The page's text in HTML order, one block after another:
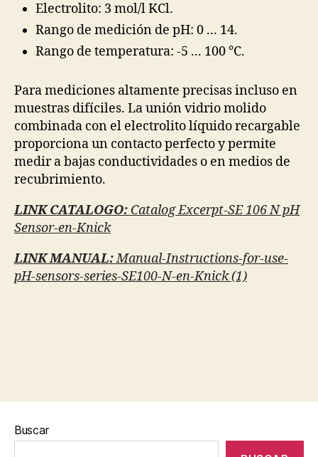
Electrolito: 3 mol/l KCl.
Rango de medición de pH: 0 ... 14.
Rango de temperatura: -5 ... 100 °C.
Para mediciones altamente precisas incluso en
muestras difíciles. La unión vidrio molido
combinada con el electrolito líquido recargable
proporciona un contacto perfecto y permite
medir a bajas conductividades o en medios de
recubrimiento.
LINK CATALOGO: Catalog Excerpt-SE 106 N pH
Sensor-en-Knick
LINK MANUAL:Manual-Instructions-for-use-
pH-sensors-series-SE100-N-en-Knick (1)
Buscar